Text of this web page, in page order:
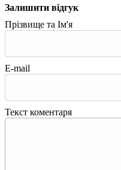
Залишити відгук
Прізвище та Ім'я
E-mail
Текст коментаря